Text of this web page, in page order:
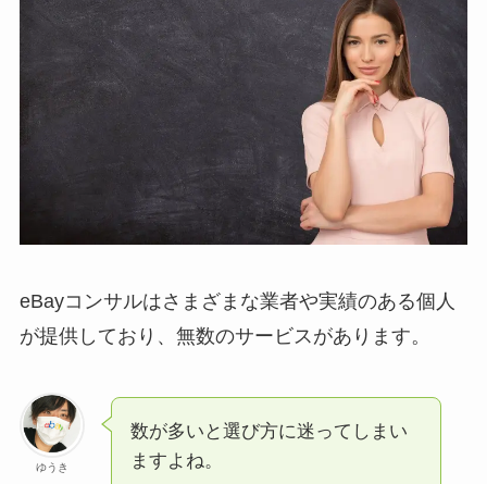
eBayコンサルはさまざまな業者や実績のある個人
が提供しており、無数のサービスがあります。
ゆうき
数が多いと選び方に迷ってしまい
ますよね。